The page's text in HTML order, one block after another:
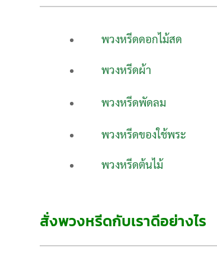
พวงหรีดดอกไม้สด
พวงหรีดผ้า
พวงหรีดพัดลม
พวงหรีดของใช้พระ
พวงหรีดต้นไม้
สั่งพวงหรีดกับเราดีอย่างไร